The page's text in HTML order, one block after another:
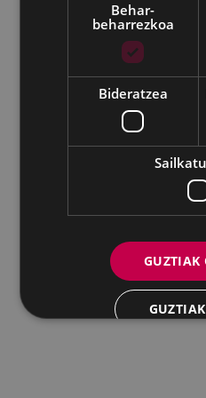
Udalaren sare
Eibarko Andretxea -
Andretxea: 943 54 39 38
andretxea@eibar.eus
IFZ: P2003100A |
Behar-
beharrezkoa
Bideratzea
GUZTIAK